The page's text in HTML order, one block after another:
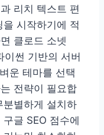
리치 텍스트 편
시작하기에 적
클로드 소넷
썬 기반의 서버
운 테마를 선택
전략이 필요합
별하게 설치하
글 SEO 점수에